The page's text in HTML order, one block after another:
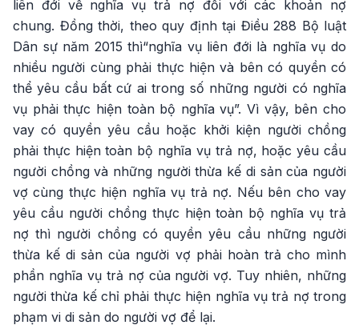
liên đới về nghĩa vụ trả nợ đối với các khoản nợ
chung. Đồng thời, theo quy định tại Điều 288 Bộ luật
Dân sự năm 2015 thì“nghĩa vụ liên đới là nghĩa vụ do
nhiều người cùng phải thực hiện và bên có quyền có
thể yêu cầu bất cứ ai trong số những người có nghĩa
vụ phải thực hiện toàn bộ nghĩa vụ”. Vì vậy, bên cho
vay có quyền yêu cầu hoặc khởi kiện người chồng
phải thực hiện toàn bộ nghĩa vụ trả nợ, hoặc yêu cầu
người chồng và những người thừa kế di sản của người
vợ cùng thực hiện nghĩa vụ trả nợ. Nếu bên cho vay
yêu cầu người chồng thực hiện toàn bộ nghĩa vụ trả
nợ thì người chồng có quyền yêu cầu những người
thừa kế di sản của người vợ phải hoàn trả cho mình
phần nghĩa vụ trả nợ của người vợ. Tuy nhiên, những
người thừa kế chỉ phải thực hiện nghĩa vụ trả nợ trong
phạm vi di sản do người vợ để lại.